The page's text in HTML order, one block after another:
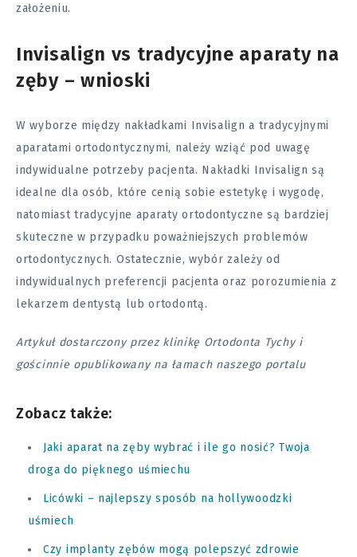
założeniu.
Invisalign vs tradycyjne aparaty na
zęby – wnioski
W wyborze między nakładkami Invisalign a tradycyjnymi
aparatami ortodontycznymi, należy wziąć pod uwagę
indywidualne potrzeby pacjenta. Nakładki Invisalign są
idealne dla osób, które cenią sobie estetykę i wygodę,
natomiast tradycyjne aparaty ortodontyczne są bardziej
skuteczne w przypadku poważniejszych problemów
ortodontycznych. Ostatecznie, wybór zależy od
indywidualnych preferencji pacjenta oraz porozumienia z
lekarzem dentystą lub ortodontą.
Artykuł dostarczony przez klinikę Ortodonta Tychy i
gościnnie opublikowany na łamach naszego portalu
Zobacz także:
Jaki aparat na zęby wybrać i ile go nosić? Twoja
droga do pięknego uśmiechu
Licówki – najlepszy sposób na hollywoodzki
uśmiech
Czy implanty zębów mogą polepszyć zdrowie